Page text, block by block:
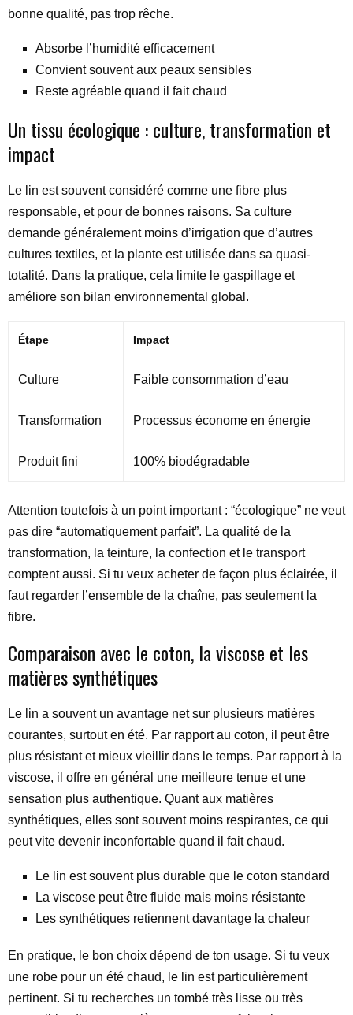
bonne qualité, pas trop rêche.
Absorbe l’humidité efficacement
Convient souvent aux peaux sensibles
Reste agréable quand il fait chaud
Un tissu écologique : culture, transformation et
impact
Le lin est souvent considéré comme une fibre plus
responsable, et pour de bonnes raisons. Sa culture
demande généralement moins d’irrigation que d’autres
cultures textiles, et la plante est utilisée dans sa quasi-
totalité. Dans la pratique, cela limite le gaspillage et
améliore son bilan environnemental global.
Étape Impact
Culture Faible consommation d’eau
Transformation Processus économe en énergie
Produit fini 100% biodégradable
Attention toutefois à un point important : “écologique” ne veut
pas dire “automatiquement parfait”. La qualité de la
transformation, la teinture, la confection et le transport
comptent aussi. Si tu veux acheter de façon plus éclairée, il
faut regarder l’ensemble de la chaîne, pas seulement la
fibre.
Comparaison avec le coton, la viscose et les
matières synthétiques
Le lin a souvent un avantage net sur plusieurs matières
courantes, surtout en été. Par rapport au coton, il peut être
plus résistant et mieux vieillir dans le temps. Par rapport à la
viscose, il offre en général une meilleure tenue et une
sensation plus authentique. Quant aux matières
synthétiques, elles sont souvent moins respirantes, ce qui
peut vite devenir inconfortable quand il fait chaud.
Le lin est souvent plus durable que le coton standard
La viscose peut être fluide mais moins résistante
Les synthétiques retiennent davantage la chaleur
En pratique, le bon choix dépend de ton usage. Si tu veux
une robe pour un été chaud, le lin est particulièrement
pertinent. Si tu recherches un tombé très lisse ou très